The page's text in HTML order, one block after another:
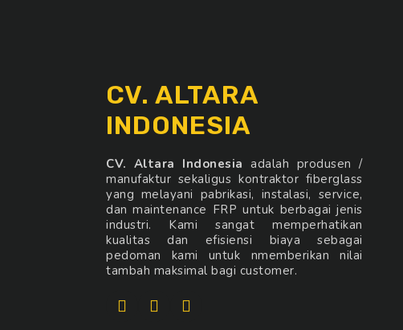
CV. ALTARA
INDONESIA
CV. Altara Indonesia adalah produsen /
manufaktur sekaligus kontraktor fiberglass
yang melayani pabrikasi, instalasi, service,
dan maintenance FRP untuk berbagai jenis
industri. Kami sangat memperhatikan
kualitas dan efisiensi biaya sebagai
pedoman kami untuk nmemberikan nilai
tambah maksimal bagi customer.